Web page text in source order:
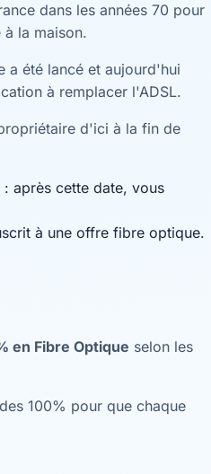
dans les années 70 pour
la maison.
a été lancé et aujourd'hui
à remplacer l'ADSL.
d'ici à la fin de
: après cette date, vous
à une offre fibre optique.
en Fibre Optique selon les
100% pour que chaque